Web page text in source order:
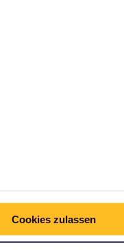
Cookies zulassen
→
Partnern